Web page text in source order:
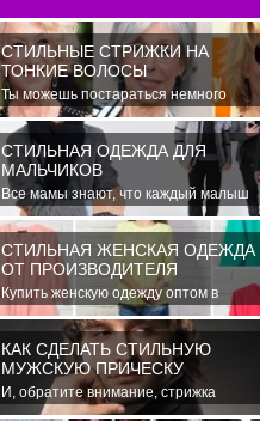
СТИЛЬНЫЕ СТРИЖКИ НА
ТОНКИЕ ВОЛОСЫ
Ты можешь постараться немного
уплотнить свои тонкие волосы с
помощью специальных...
СТИЛЬНАЯ ОДЕЖДА ДЛЯ
МАЛЬЧИКОВ
Все мамы знают, что каждый малыш
индивидуальный. И проявлять эту
индивидуальность...
СТИЛЬНАЯ ЖЕНСКАЯ ОДЕЖДА
ОТ ПРОИЗВОДИТЕЛЯ
Купить женскую одежду оптом в
Украине можно повсеместно. Хорошо
ли это...
КАК СДЕЛАТЬ СТИЛЬНУЮ
МУЖСКУЮ ПРИЧЕСКУ
И, обратите внимание, стрижка
«британка» похожа на другую